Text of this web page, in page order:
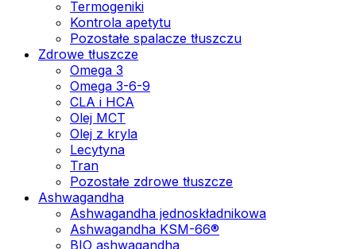
Termogeniki
Kontrola apetytu
Pozostałe spalacze tłuszczu
Zdrowe tłuszcze
Omega 3
Omega 3-6-9
CLA i HCA
Olej MCT
Olej z kryla
Lecytyna
Tran
Pozostałe zdrowe tłuszcze
Ashwagandha
Ashwagandha jednoskładnikowa
Ashwagandha KSM-66®
BIO ashwagandha